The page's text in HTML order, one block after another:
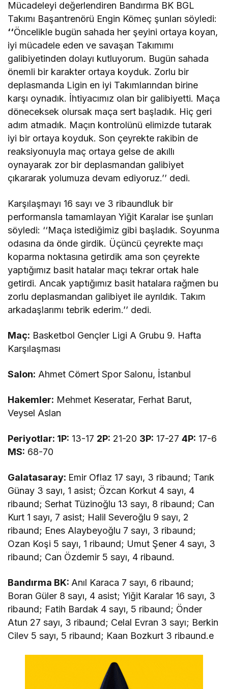
Mücadeleyi değerlendiren Bandırma BK BGL
Takımı Başantrenörü Engin Kömeç şunları söyledi:
‘‘Öncelikle bugün sahada her şeyini ortaya koyan,
iyi mücadele eden ve savaşan Takımımı
galibiyetinden dolayı kutluyorum. Bugün sahada
önemli bir karakter ortaya koyduk. Zorlu bir
deplasmanda Ligin en iyi Takımlarından birine
karşı oynadık. İhtiyacımız olan bir galibiyetti. Maça
döneceksek olursak maça sert başladık. Hiç geri
adım atmadık. Maçın kontrolünü elimizde tutarak
iyi bir ortaya koyduk. Son çeyrekte rakibin de
reaksiyonuyla maç ortaya gelse de akıllı
oynayarak zor bir deplasmandan galibiyet
çıkararak yolumuza devam ediyoruz.’’ dedi.
Karşılaşmayı 16 sayı ve 3 ribaundluk bir
performansla tamamlayan Yiğit Karalar ise şunları
söyledi: ‘‘Maça istediğimiz gibi başladık. Soyunma
odasına da önde girdik. Üçüncü çeyrekte maçı
koparma noktasına getirdik ama son çeyrekte
yaptığımız basit hatalar maçı tekrar ortak hale
getirdi. Ancak yaptığımız basit hatalara rağmen bu
zorlu deplasmandan galibiyet ile ayrıldık. Takım
arkadaşlarımı tebrik ederim.’’ dedi.
Maç: Basketbol Gençler Ligi A Grubu 9. Hafta
Karşılaşması
Salon: Ahmet Cömert Spor Salonu, İstanbul
Hakemler: Mehmet Keseratar, Ferhat Barut,
Veysel Aslan
Periyotlar: 1P: 13-17 2P: 21-20 3P: 17-274P: 17-6
MS: 68-70
Galatasaray: Emir Oflaz 17 sayı, 3 ribaund; Tarık
Günay 3 sayı, 1 asist; Özcan Korkut 4 sayı, 4
ribaund; Serhat Tüzinoğlu 13 sayı, 8 ribaund; Can
Kurt 1 sayı, 7 asist; Halil Severoğlu 9 sayı, 2
ribaund; Enes Alaybeyoğlu 7 sayı, 3 ribaund;
Ozan Koşi 5 sayı, 1 ribaund; Umut Şener 4 sayı, 3
ribaund; Can Özdemir 5 sayı, 4 ribaund.
Bandırma BK: Anıl Karaca 7 sayı, 6 ribaund;
Boran Güler 8 sayı, 4 asist; Yiğit Karalar 16 sayı, 3
ribaund; Fatih Bardak 4 sayı, 5 ribaund; Önder
Atun 27 sayı, 3 ribaund; Celal Evran 3 sayı; Berkin
Cilev 5 sayı, 5 ribaund; Kaan Bozkurt 3 ribaund.e